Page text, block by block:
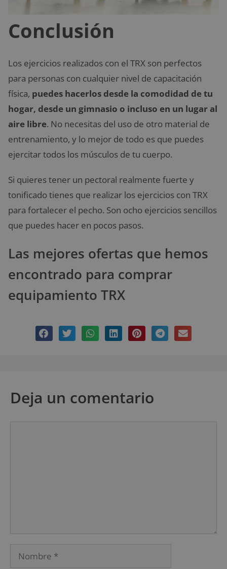
Conclusión
Los ejercicios realizados con el TRX son perfectos
para personas con cualquier nivel de capacitación
física, puedes hacerlos desde la comodidad de tu
hogar, desde un gimnasio o incluso en un lugar al
aire libre. No necesitas del uso de otro material de
entrenamiento, y lo mejor de todo es que puedes
ejercitar todos los músculos de tu cuerpo.
Si quieres tener un pectoral realmente fuerte y
tonificado tienes que realizar los ejercicios con TRX
para fortalecer el pecho. Son ocho ejercicios sencillos
que puedes hacer en pocos pasos.
Las mejores ofertas que hemos
encontrado para comprar
equipamiento TRX
Deja un comentario